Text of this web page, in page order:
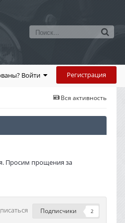
Войти Регистрация
Вся активность
Просим прощения за
Подписчики 2